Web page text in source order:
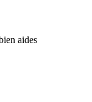
aides